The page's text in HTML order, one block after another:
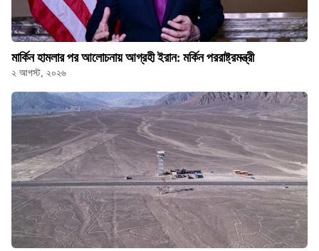
মার্কিন হামলার পর আলোচনায় আগ্রহী ইরান: মর্কিন পররাষ্ট্রমন্ত্রী
২ আগস্ট, ২০২৬